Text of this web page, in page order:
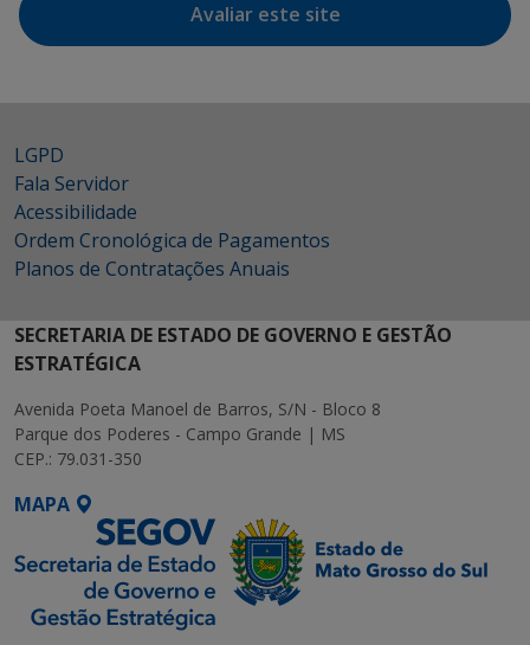
Avaliar este site
LGPD
Fala Servidor
Acessibilidade
Ordem Cronológica de Pagamentos
Planos de Contratações Anuais
SECRETARIA DE ESTADO DE GOVERNO E GESTÃO
ESTRATÉGICA
Avenida Poeta Manoel de Barros, S/N - Bloco 8
Parque dos Poderes - Campo Grande | MS
CEP.: 79.031-350
MAPA